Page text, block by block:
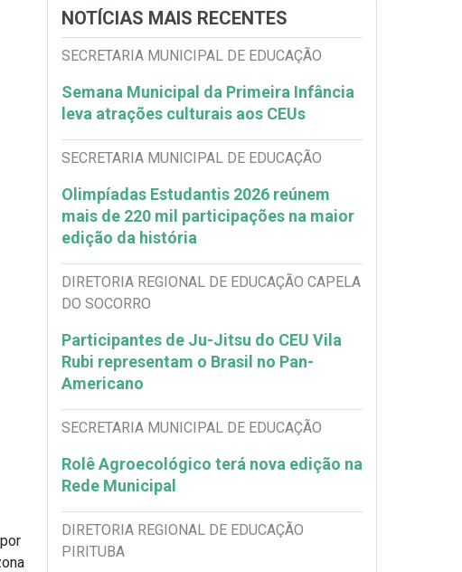
NOTÍCIAS MAIS RECENTES
SECRETARIA MUNICIPAL DE EDUCAÇÃO
Semana Municipal da Primeira Infância
leva atrações culturais aos CEUs
SECRETARIA MUNICIPAL DE EDUCAÇÃO
Olimpíadas Estudantis 2026 reúnem
mais de 220 mil participações na maior
edição da história
DIRETORIA REGIONAL DE EDUCAÇÃO CAPELA
DO SOCORRO
Participantes de Ju-Jitsu do CEU Vila
Rubi representam o Brasil no Pan-
Americano
SECRETARIA MUNICIPAL DE EDUCAÇÃO
Rolê Agroecológico terá nova edição na
Rede Municipal
DIRETORIA REGIONAL DE EDUCAÇÃO
PIRITUBA